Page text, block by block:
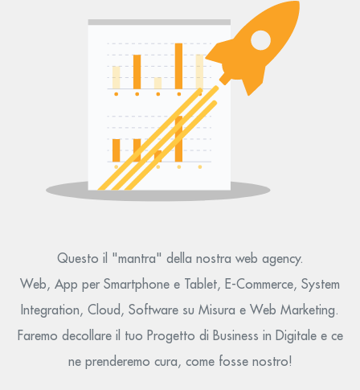
Questo il "mantra" della nostra web agency.
Web, App per Smartphone e Tablet, E-Commerce, System
Integration, Cloud, Software su Misura e Web Marketing.
Faremo decollare il tuo Progetto di Business in Digitale e ce
ne prenderemo cura, come fosse nostro!